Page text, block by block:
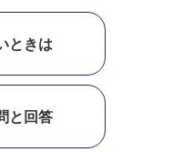
ときは
と回答